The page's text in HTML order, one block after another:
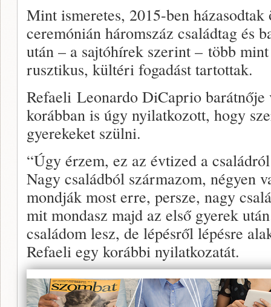
Mint ismeretes, 2015-ben házasodtak
ceremónián háromszáz családtag és
után – a sajtóhírek szerint – több
rusztikus, kültéri fogadást tartottak.
Refaeli Leonardo DiCaprio barátnője
korábban is úgy nyilatkozott, hogy
gyerekeket szülni.
“Úgy érzem, ez az évtized a
Nagy családból származom, négyen
mondják most erre, persze, nagy
mit mondasz majd az első gyerek
családom lesz, de lépésről lépésre
Refaeli egy korábbi nyilatkozatát.